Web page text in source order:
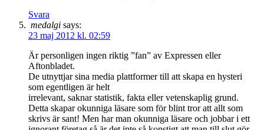
Svara
medalgi says:
23 maj 2012 kl. 02:59
Är personligen ingen riktig ”fan” av Expressen eller
Aftonbladet.
De utnyttjar sina media plattformer till att skapa en hysteri
som egentligen är helt
irrelevant, saknar statistik, fakta eller vetenskaplig grund.
Detta skapar okunniga läsare som för blint tror att allt som
skrivs är sant! Men har man okunniga läsare och jobbar i ett